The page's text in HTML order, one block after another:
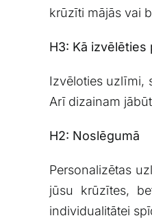
krūzīti mājās vai⁣
H3: Kā izvēlēties
Izvēloties uzlīmi,
Arī dizainam
H2: Noslēgumā
Personalizētas
jūsu krūzītes,
individualitātei